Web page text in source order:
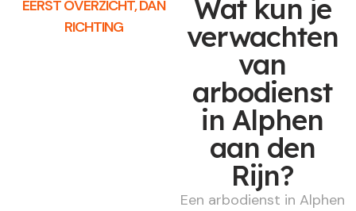
EERST OVERZICHT, DAN
RICHTING
Wat kun je
verwachten
van
arbodienst
in Alphen
aan den
Rijn?
Een arbodienst in Alphen